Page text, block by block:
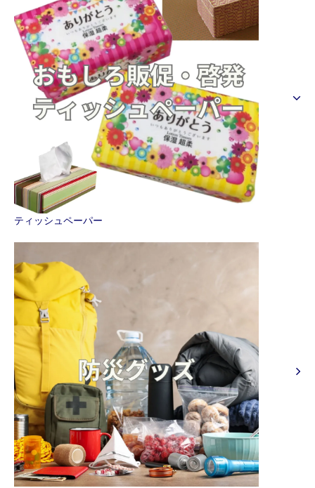
ティッシュペーパー